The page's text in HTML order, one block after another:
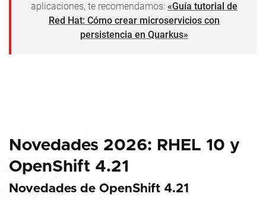
aplicaciones, te recomendamos: «Guía tutorial de
Red Hat: Cómo crear microservicios con
persistencia en Quarkus»
Novedades 2026: RHEL 10 y
OpenShift 4.21
Novedades de OpenShift 4.21